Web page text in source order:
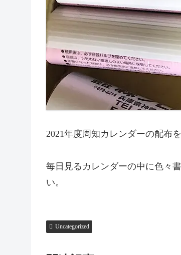
2021年度周知カレンダーの配布
毎日見るカレンダーの中に色々
い。
Uncategorized